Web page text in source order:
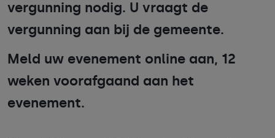
vergunning nodig. U vraagt de
vergunning aan bij de gemeente.
Meld uw evenement online aan, 12
weken voorafgaand aan het
evenement.